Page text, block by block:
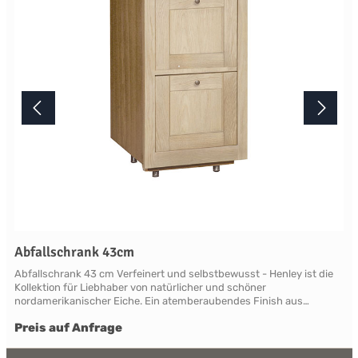
Terminabsprache persönlich in unserem Showroom.
Abfallschrank 43cm
Abfallschrank 43 cm Verfeinert und selbstbewusst - Henley ist die
Kollektion für Liebhaber von natürlicher und schöner
nordamerikanischer Eiche. Ein atemberaubendes Finish aus
modernen Mainstream abhebt. Die Eiche ist so gut geschützt und
Preis auf Anfrage